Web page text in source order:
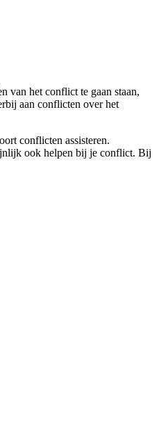
van het conflict te gaan staan,
aan conflicten over het
conflicten assisteren.
ook helpen bij je conflict. Bij